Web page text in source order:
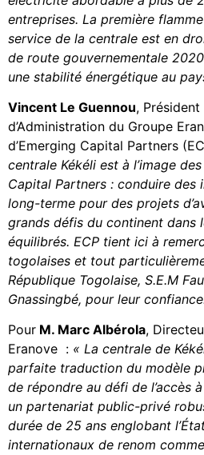
entreprises. La première
service de la centrale est en
de route gouvernementale
une stabilité énergétique au
Vincent Le Guennou,
d’Administration du Groupe
d’Emerging Capital Partners
centrale Kékéli est à l’image
Capital Partners : conduire des
long-terme pour des projets
grands défis du continent dans
équilibrés. ECP tient ici à
togolaises et tout
République Togolaise, S.E.M
Gnassingbé, pour leur
Pour M. Marc Albérola,
Eranove : « La centrale de
parfaite traduction du modèle
de répondre au défi de l’accès
un partenariat public-privé
durée de 25 ans englobant
internationaux de renom